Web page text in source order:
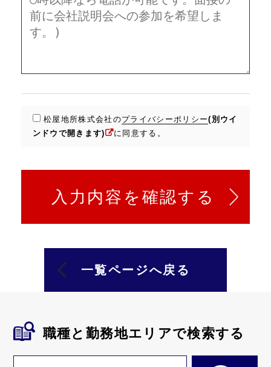
松屋地所株式会社のプライバシーポリシー(別ウイ
ンドウで開きます)
に同意する。
一覧ページへ戻る
職種と勤務地エリアで検索する